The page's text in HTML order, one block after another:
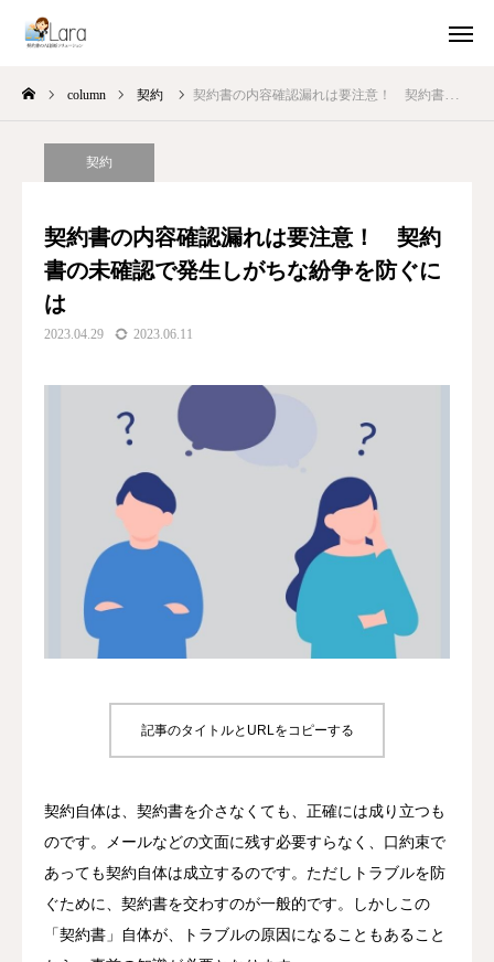
column 契約 契約書の内容確認漏れは要注意！ 契約書の未確認で発生しがちな紛争を防ぐには
契約
契約書の内容確認漏れは要注意！ 契約
書の未確認で発生しがちな紛争を防ぐに
は
2023.04.29 2023.06.11
記事のタイトルとURLをコピーする
契約自体は、契約書を介さなくても、正確には成り立つも
のです。
メールなどの文面に残す必要すらなく、口約束で
あっても契約自体は成立するのです。 ただしトラブルを防
ぐために、契約書を交わすのが一般的です。
しかしこの
「契約書」自体が、トラブルの原因になることもあること
ガイドブック配布
コラム集
Laraについて
Laraを利用する（ログイン）
プライバシーポリシー
特定商取引法に基づく表記